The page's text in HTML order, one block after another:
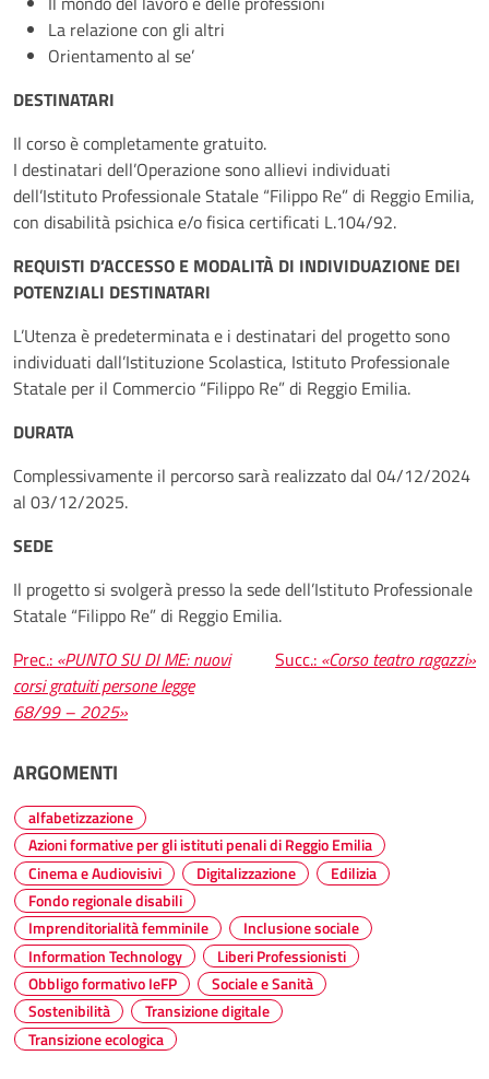
La relazione con gli altri
Orientamento al se’
DESTINATARI
Il corso è completamente gratuito.
I destinatari dell’Operazione sono allievi individuati
dell’Istituto Professionale Statale “Filippo Re” di Reggio Emilia,
con disabilità psichica e/o fisica certificati L.104/92.
REQUISTI D’ACCESSO E MODALITÀ DI INDIVIDUAZIONE DEI
POTENZIALI DESTINATARI
L’Utenza è predeterminata e i destinatari del progetto sono
individuati dall’Istituzione Scolastica, Istituto Professionale
Statale per il Commercio “Filippo Re” di Reggio Emilia.
DURATA
Complessivamente il percorso sarà realizzato dal 04/12/2024
al 03/12/2025.
SEDE
Il progetto si svolgerà presso la sede dell’Istituto Professionale
Statale “Filippo Re” di Reggio Emilia.
Navigazione
articoli
Prec.: «PUNTO SU DI ME: nuovi
corsi gratuiti persone legge
68/99 – 2025»
Succ.: «Corso teatro ragazzi»
ARGOMENTI
alfabetizzazione
Azioni formative per gli istituti penali di Reggio Emilia
Cinema e Audiovisivi
Digitalizzazione
Edilizia
Fondo regionale disabili
Imprenditorialità femminile
Inclusione sociale
Information Technology
Liberi Professionisti
Obbligo formativo IeFP
Sociale e Sanità
Sostenibilità
Transizione digitale
Transizione ecologica